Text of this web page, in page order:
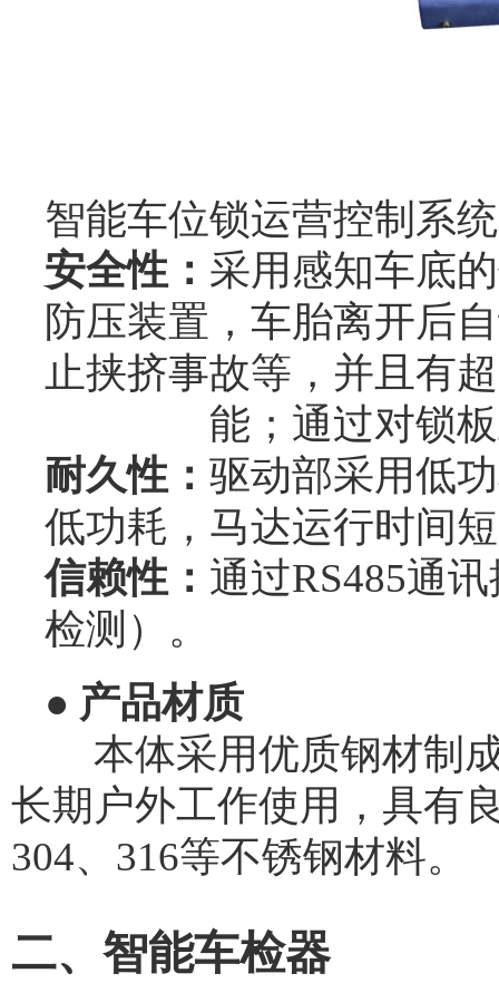
智能车位锁运营控制系
安全性： 采用感知车底
防压装置，车胎离开后
止挟挤事故等，并且有
能；通过对锁板上
耐久性： 驱动部采用低
低功耗，马达运行时间
信赖性： 通过RS485通
检测）。
● 产品材质
本体采用优质钢材制成
长期户外工作使用，具有
304、316等不锈钢材料。
二、智能车检器